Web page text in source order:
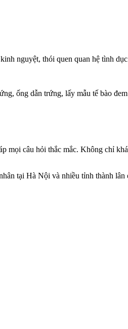
nguyệt, thói quen quan hệ tình
ống dẫn trứng, lấy mẫu tế bào
mọi câu hỏi thắc mắc. Không chỉ
tại Hà Nội và nhiều tỉnh thành lân